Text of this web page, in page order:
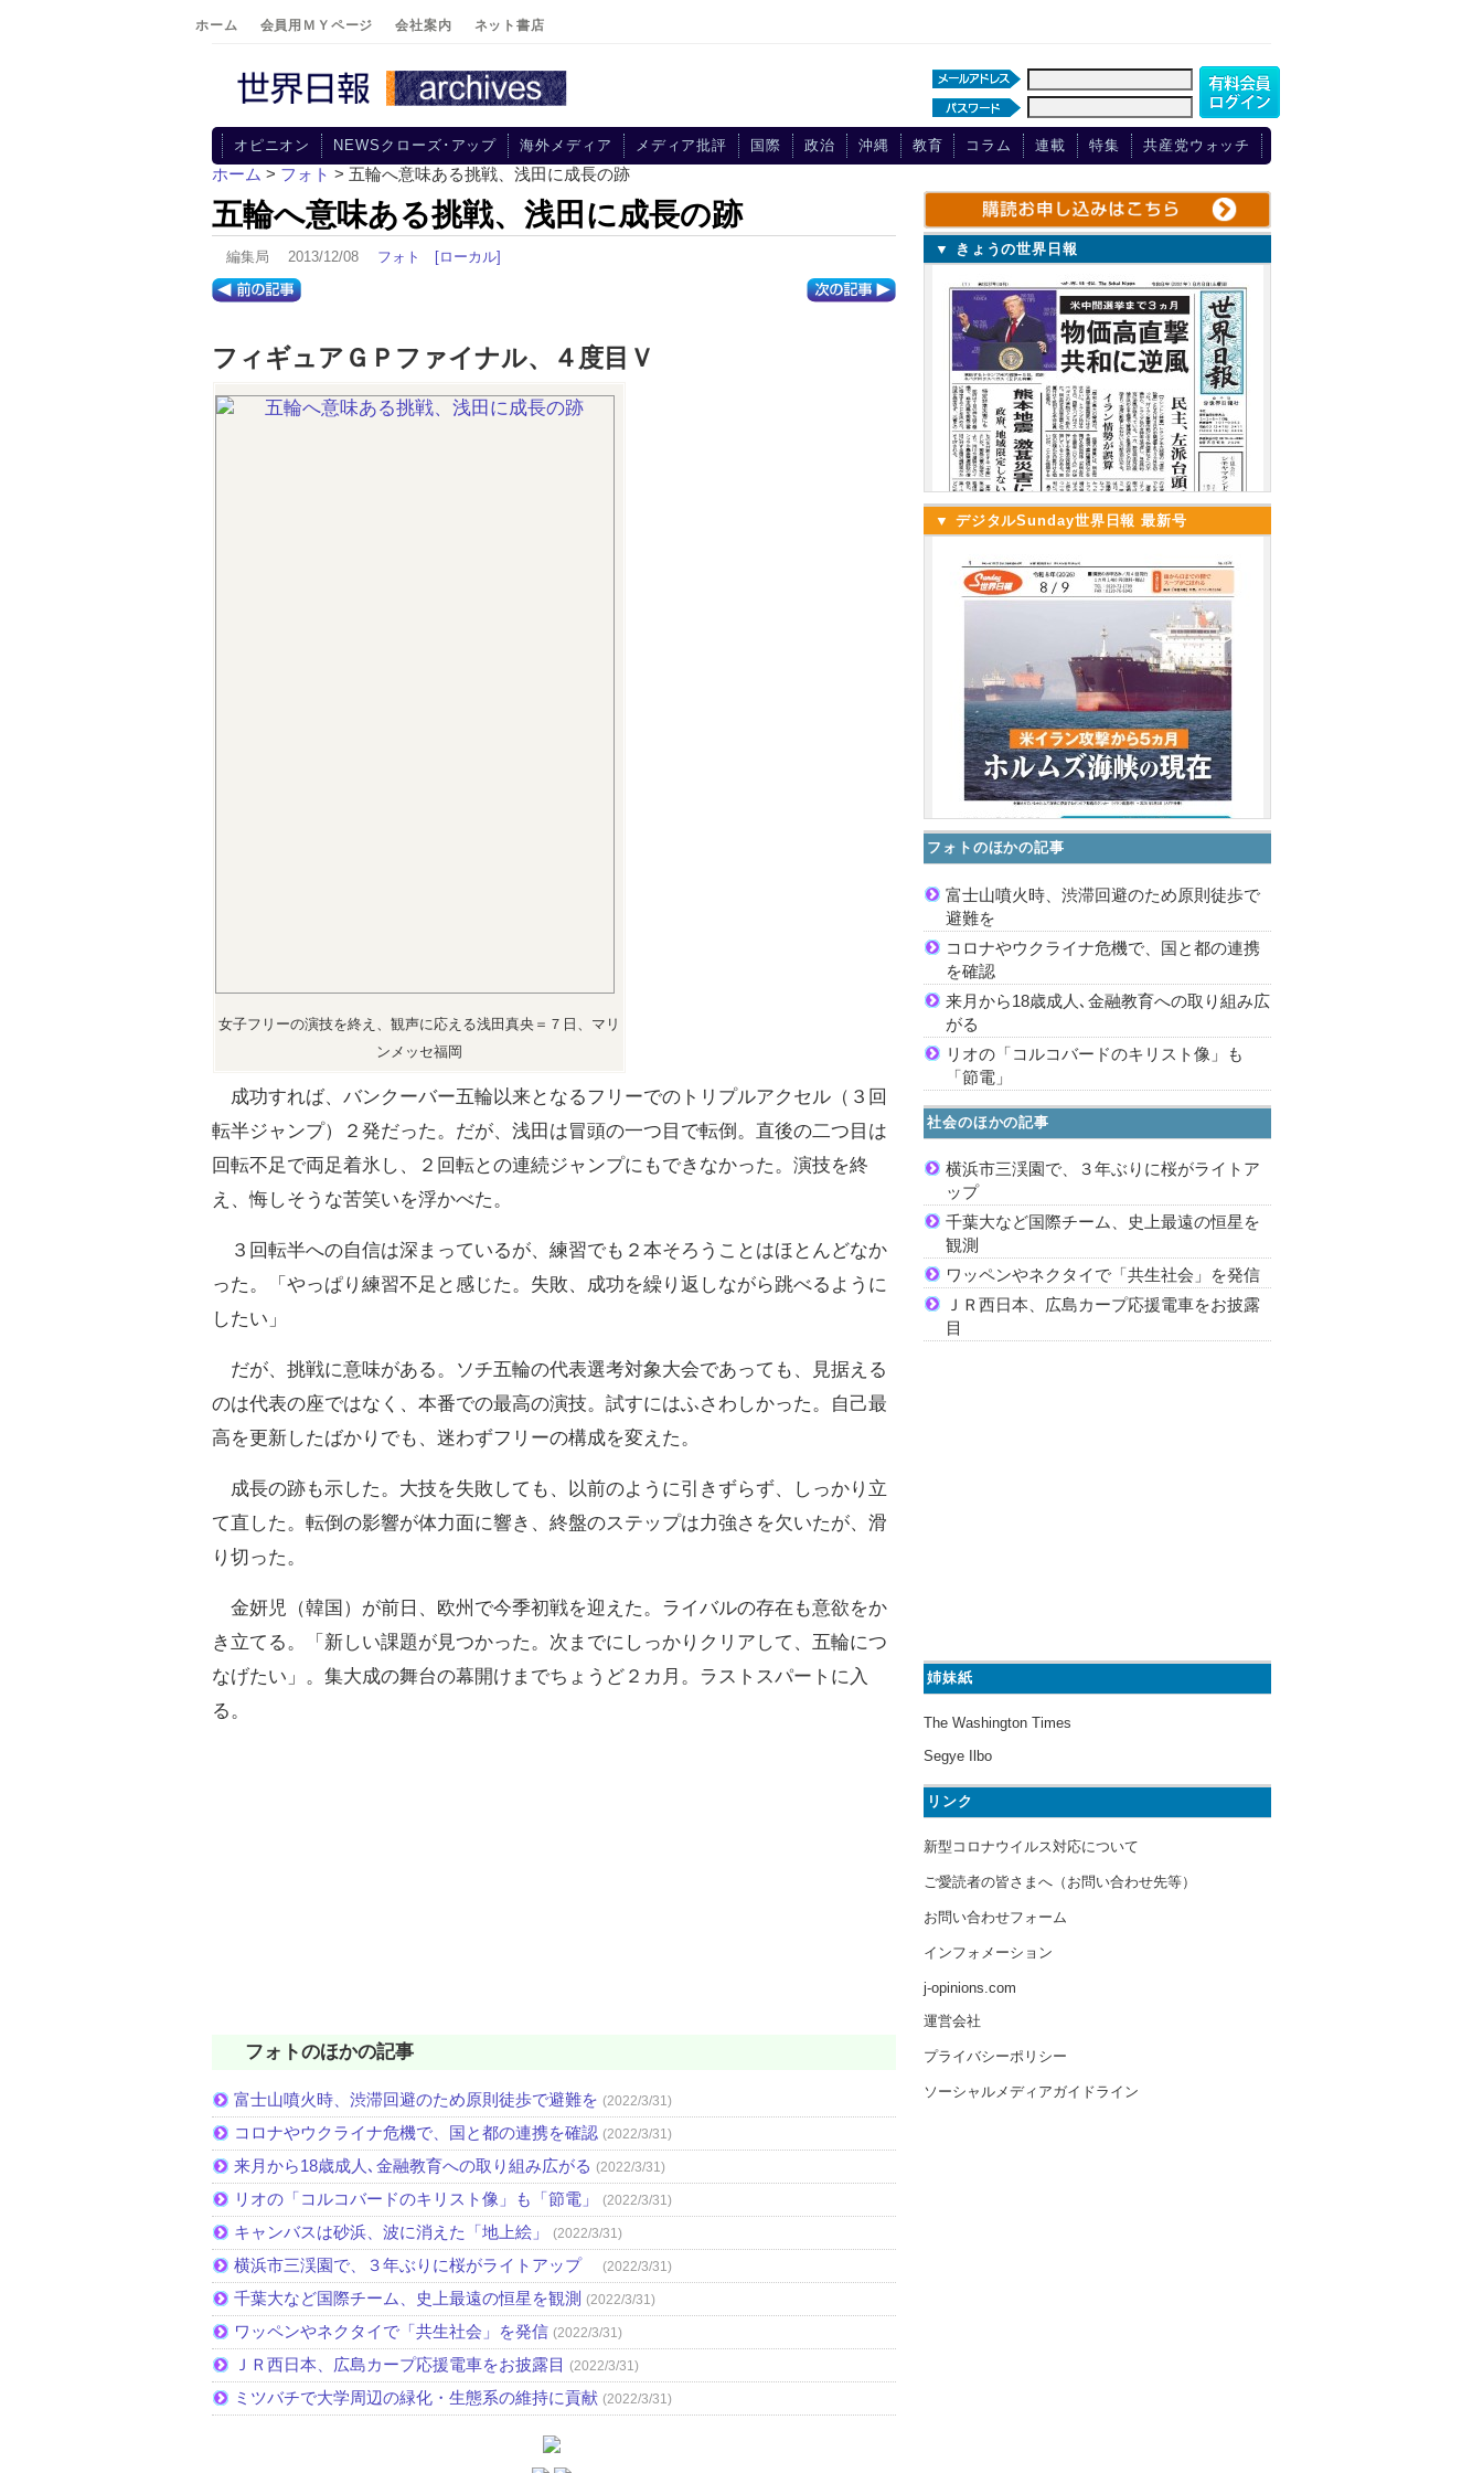
ホーム 会員用ＭＹページ 会社案内 ネット書店
オピニオン NEWSクローズ･アップ 海外メディア メディア批評 国際 政治 沖縄 教育 コラム 連載 特集 共産党ウォッチ
ホーム > フォト > 五輪へ意味ある挑戦、浅田に成長の跡
五輪へ意味ある挑戦、浅田に成長の跡
編集局 2013/12/08 フォト [ローカル]
フィギュアＧＰファイナル、４度目Ｖ
女子フリーの演技を終え、観声に応える浅田真央＝７日、マリ
ンメッセ福岡
成功すれば、バンクーバー五輪以来となるフリーでのトリプルアクセル（３回
転半ジャンプ）２発だった。だが、浅田は冒頭の一つ目で転倒。直後の二つ目は
回転不足で両足着氷し、２回転との連続ジャンプにもできなかった。演技を終
え、悔しそうな苦笑いを浮かべた。
３回転半への自信は深まっているが、練習でも２本そろうことはほとんどなか
った。「やっぱり練習不足と感じた。失敗、成功を繰り返しながら跳べるように
したい」
だが、挑戦に意味がある。ソチ五輪の代表選考対象大会であっても、見据える
のは代表の座ではなく、本番での最高の演技。試すにはふさわしかった。自己最
高を更新したばかりでも、迷わずフリーの構成を変えた。
成長の跡も示した。大技を失敗しても、以前のように引きずらず、しっかり立
て直した。転倒の影響が体力面に響き、終盤のステップは力強さを欠いたが、滑
り切った。
金妍児（韓国）が前日、欧州で今季初戦を迎えた。ライバルの存在も意欲をか
き立てる。「新しい課題が見つかった。次までにしっかりクリアして、五輪につ
なげたい」。集大成の舞台の幕開けまでちょうど２カ月。ラストスパートに入
る。
フォトのほかの記事
富士山噴火時、渋滞回避のため原則徒歩で避難を (2022/3/31)
コロナやウクライナ危機で、国と都の連携を確認 (2022/3/31)
来月から18歳成人､金融教育への取り組み広がる (2022/3/31)
リオの「コルコバードのキリスト像」も「節電」 (2022/3/31)
キャンバスは砂浜、波に消えた「地上絵」 (2022/3/31)
横浜市三渓園で、３年ぶりに桜がライトアップ (2022/3/31)
千葉大など国際チーム、史上最遠の恒星を観測 (2022/3/31)
ワッペンやネクタイで「共生社会」を発信 (2022/3/31)
ＪＲ西日本、広島カープ応援電車をお披露目 (2022/3/31)
ミツバチで大学周辺の緑化・生態系の維持に貢献 (2022/3/31)
▼ きょうの世界日報
▼ デジタルSunday世界日報 最新号
フォトのほかの記事
富士山噴火時、渋滞回避のため原則徒歩で
避難を
コロナやウクライナ危機で、国と都の連携
を確認
来月から18歳成人､金融教育への取り組み広
がる
リオの「コルコバードのキリスト像」も
「節電」
社会のほかの記事
横浜市三渓園で、３年ぶりに桜がライトア
ップ
千葉大など国際チーム、史上最遠の恒星を
観測
ワッペンやネクタイで「共生社会」を発信
ＪＲ西日本、広島カープ応援電車をお披露
目
姉妹紙
The Washington Times
Segye Ilbo
リンク
新型コロナウイルス対応について
ご愛読者の皆さまへ（お問い合わせ先等）
お問い合わせフォーム
インフォメーション
j-opinions.com
運営会社
プライバシーポリシー
ソーシャルメディアガイドライン